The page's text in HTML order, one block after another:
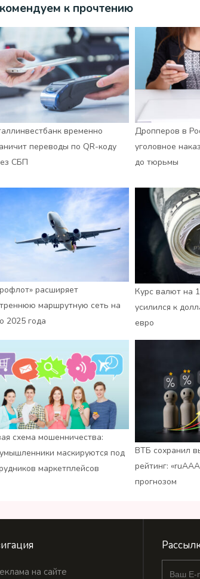
к прочтению
временно
переводы по QR-коду
СБП
Дропперов в
уголовное
до тюрьмы
расширяет
маршрутную сеть на
2025 года
Курс валют на
усилился к
евро
схема мошенничества:
маскируются под
маркетплейсов
ВТБ сохранил
рейтинг:
прогнозом
на сайте